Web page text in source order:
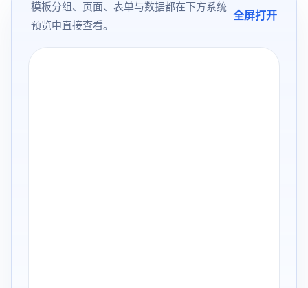
模板分组、页面、表单与数据都在下方系统
预览中直接查看。
全屏打开